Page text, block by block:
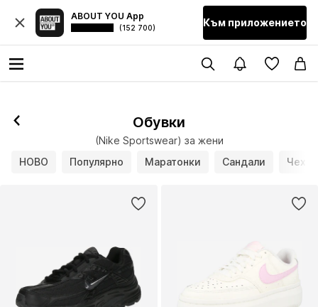
ABOUT YOU App
(152 700) Към приложението
Обувки
(Nike Sportswear) за жени
НОВО
Популярно Маратонки Сандали Чехли